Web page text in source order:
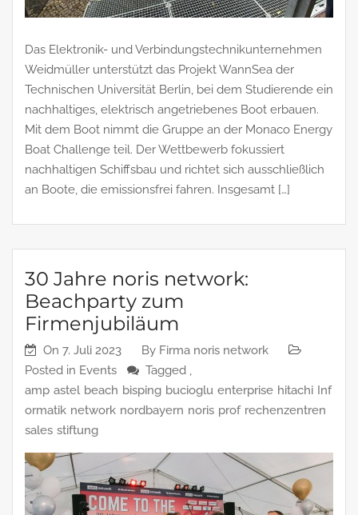
Das Elektronik- und Verbindungstechnikunternehmen
Weidmüller unterstützt das Projekt WannSea der
Technischen Universität Berlin, bei dem Studierende ein
nachhaltiges, elektrisch angetriebenes Boot erbauen.
Mit dem Boot nimmt die Gruppe an der Monaco Energy
Boat Challenge teil. Der Wettbewerb fokussiert
nachhaltigen Schiffsbau und richtet sich ausschließlich
an Boote, die emissionsfrei fahren. Insgesamt […]
30 Jahre noris network:
Beachparty zum
Firmenjubiläum
On 7. Juli 2023 By Firma noris network
Posted in Events
Tagged ,
amp astel beach bisping bucioglu enterprise hitachi Inf
ormatik network nordbayern noris prof rechenzentren
sales stiftung